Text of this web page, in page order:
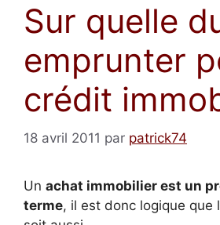
Sur quelle
emprunter
crédit
18 avril 2011 par patrick74
Un achat immobilier est un
terme, il est donc logique que